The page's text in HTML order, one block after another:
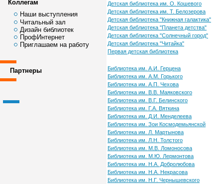
Коллегам
Наши выступления
Читальный зал
Дизайн библиотек
ПрофИнтернет
Приглашаем на работу
Партнеры
Детская библиотека им. О. Кошевого
Детская библиотека им. Т. Белозерова
Детская библиотека "Книжная галактика"
Детская библиотека "Планета детства"
Детская библиотека "Солнечный город"
Детская библиотека "Читайка"
Первая детская библиотека
Библиотека им. А.И. Герцена
Библиотека им. А.М. Горького
Библиотека им. А.П. Чехова
Библиотека им. В.В. Маяковского
Библиотека им. В.Г. Белинского
Библиотека им. Г.А. Вяткина
Библиотека им. Д.И. Менделеева
Библиотека им. Зои Космодемьянской
Библиотека им. Л. Мартынова
Библиотека им. Л.Н. Толстого
Библиотека им. М.В. Ломоносова
Библиотека им. М.Ю. Лермонтова
Библиотека им. Н.А. Добролюбова
Библиотека им. Н.А. Некрасова
Библиотека им. Н.Г. Чернышевского